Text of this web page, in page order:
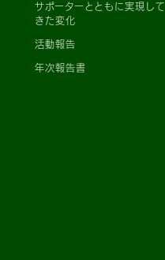
サポーターとともに実現して
きた変化
活動報告
年次報告書